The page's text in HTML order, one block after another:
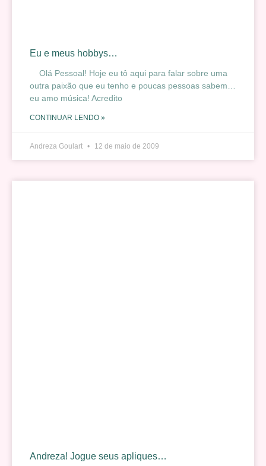
Eu e meus hobbys…
Olá Pessoal! Hoje eu tô aqui para falar sobre uma
outra paixão que eu tenho e poucas pessoas sabem…
eu amo música! Acredito
CONTINUAR LENDO »
Andreza Goulart 12 de maio de 2009
Andreza! Jogue seus apliques…